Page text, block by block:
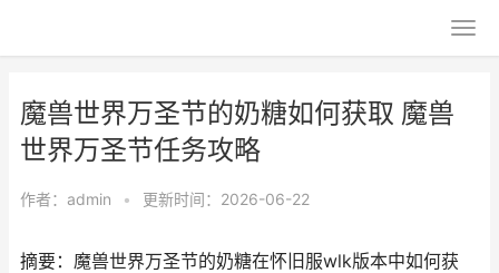
魔兽世界万圣节的奶糖如何获取 魔兽
世界万圣节任务攻略
作者： admin • 更新时间：2026-06-22
摘要：魔兽世界万圣节的奶糖在怀旧服wlk版本中如何获